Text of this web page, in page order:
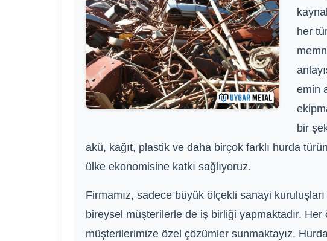
her
emin
bir
akü, kağıt, plastik ve daha birçok farklı hurda
ülke ekonomisine katkı sağlıyoruz.
Firmamız, sadece büyük ölçekli sanayi
bireysel müşterilerle de iş birliği yapmaktadır.
müşterilerimize özel çözümler sunmaktayız.